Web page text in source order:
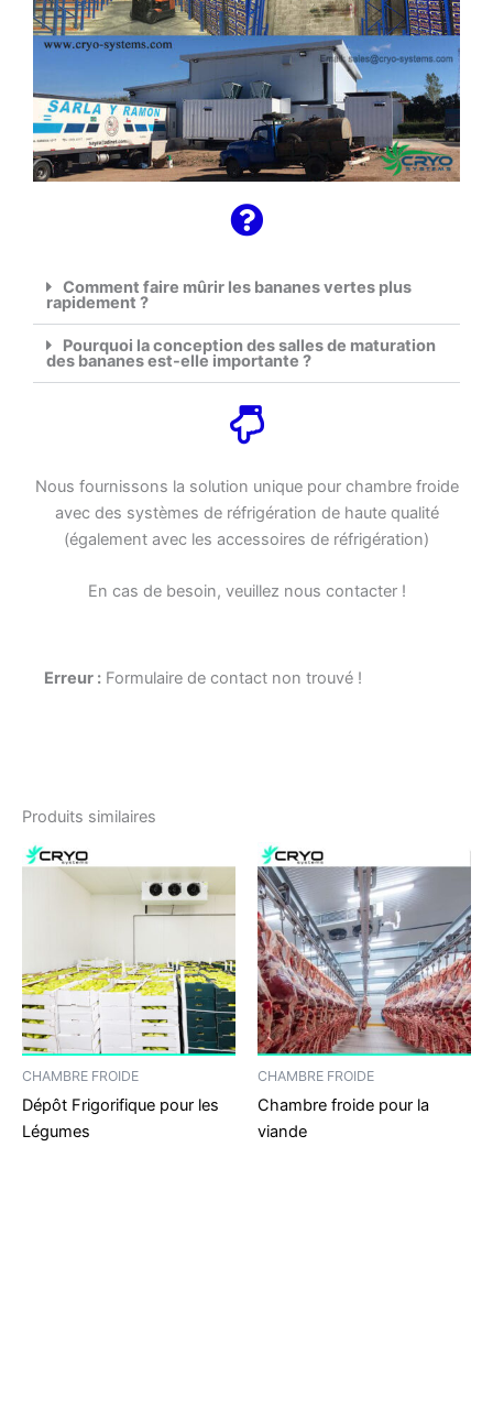
Comment faire mûrir les bananes vertes plus
rapidement ?
Pourquoi la conception des salles de maturation
des bananes est-elle importante ?
Nous fournissons la solution unique pour chambre froide
avec des systèmes de réfrigération de haute qualité
(également avec les accessoires de réfrigération)
En cas de besoin, veuillez nous contacter !
Erreur : Formulaire de contact non trouvé !
Produits similaires
CHAMBRE FROIDE
Dépôt Frigorifique pour les
Légumes
CHAMBRE FROIDE
Chambre froide pour la
viande